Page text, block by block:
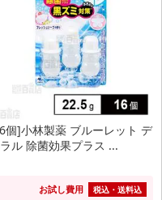
個]小林製薬 ブルーレット デ
ル 除菌効果プラス ...
お試し費用 税込・送料込